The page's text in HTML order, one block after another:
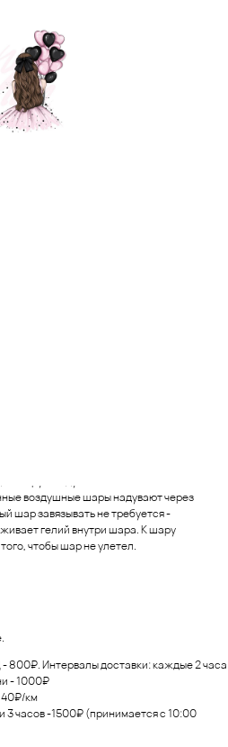
воздушные шары надувают через
шар завязывать не требуется -
гелий внутри шара. К шару
чтобы шар не улетел.
800₽. Интервалы доставки: каждые 2 часа
- 1000₽
км
3 часов -1500₽ (принимается с 10:00